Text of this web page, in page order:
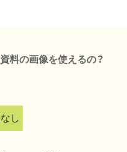
料の画像を使えるの？
し